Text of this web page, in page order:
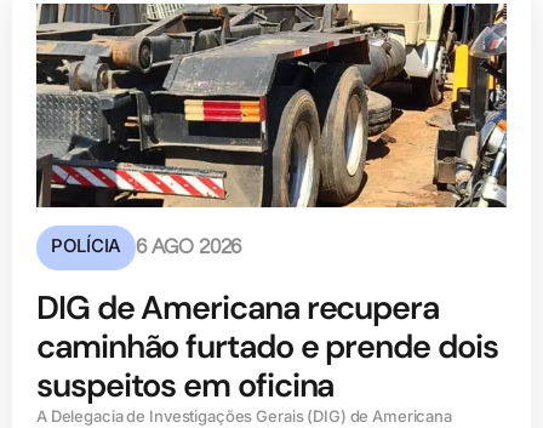
POLÍCIA 6 AGO 2026
DIG de Americana recupera
caminhão furtado e prende dois
suspeitos em oficina
A Delegacia de Investigações Gerais (DIG) de Americana